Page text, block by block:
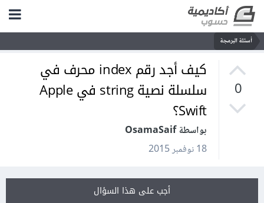
أسئلة البرمجة
0
كيف أجد رقم index محرف في
سلسلة نصية string في Apple
Swift؟
بواسطة OsamaSaif
18 نوفمبر 2015
أجب على هذا السؤال